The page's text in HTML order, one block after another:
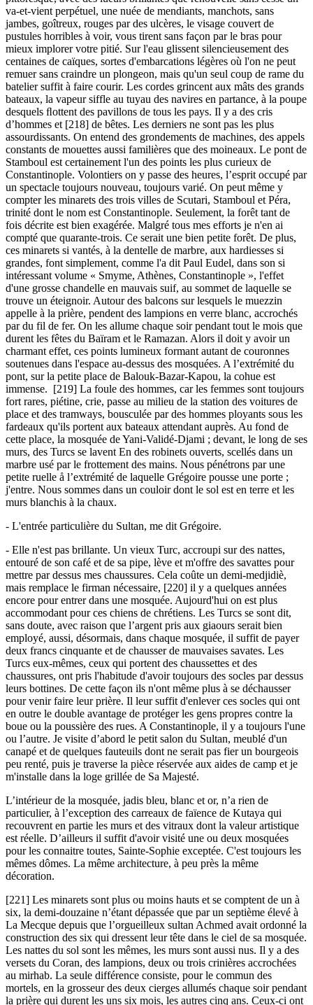
va-et-vient perpétuel, une nuée de mendiants, manchots, sans
jambes, goîtreux, rouges par des ulcères, le visage couvert de
pustules horribles à voir, vous tirent sans façon par le bras pour
mieux implorer votre pitié. Sur l'eau glissent silencieusement des
centaines de caïques, sortes d'embarcations légères où l'on ne peut
remuer sans craindre un plongeon, mais qu'un seul coup de rame du
batelier suffit à faire courir. Les cordes grincent aux mâts des grands
bateaux, la vapeur siffle au tuyau des navires en partance, à la poupe
desquels ﬂottent des pavillons de tous les pays. Il y a des cris
d’hommes et [218] de bêtes. Les derniers ne sont pas les plus
assourdissants. On entend des grondements de machines, des appels
constants de mouettes aussi familières que des moineaux. Le pont de
Stamboul est certainement l'un des points les plus curieux de
Constantinople. Volontiers on y passe des heures, l’esprit occupé par
un spectacle toujours nouveau, toujours varié. On peut même y
compter les minarets des trois villes de Scutari, Stamboul et Péra,
trinité dont le nom est Constantinople. Seulement, la forêt tant de
fois décrite est bien exagérée. Malgré tous mes efforts je n'en ai
compté que quarante-trois. Ce serait une bien petite forêt. De plus,
ces minarets si vantés, à la dentelle de marbre, aux hardiesses si
grandes, font simplement, comme l'a dit Paul Eudel, dans son si
intéressant volume « Smyme, Athènes, Constantinople », l'effet
d'une grosse chandelle en mauvais suif, au sommet de laquelle se
trouve un éteignoir. Autour des balcons sur lesquels le muezzin
appelle à la prière, pendent des lampions en verre blanc, accrochés
par du fil de fer. On les allume chaque soir pendant tout le mois que
durent les fêtes du Baïram et le Ramazan. Alors il doit y avoir un
charmant effet, ces points lumineux formant autant de couronnes
soutenues dans l'espace au-dessus des mosquées. A l’extrémité du
pont, sur la petite place de Balouk-Bazar-Kapou, la cohue est
immense. [219] La foule des hommes, car les femmes sont toujours
fort rares, piétine, crie, passe au milieu de la station des voitures de
place et des tramways, bousculée par des hommes ployants sous les
fardeaux qu'ils portent aux bateaux attendant auprès. Au fond de
cette place, la mosquée de Yani-Validé-Djami ; devant, le long de ses
murs, des Turcs se lavent En des robinets ouverts, scellés dans un
marbre usé par le frottement des mains. Nous pénétrons par une
petite ruelle å l’extrémité de laquelle Grégoire pousse une porte ;
j'entre. Nous sommes dans un couloir dont le sol est en terre et les
murs blanchis à la chaux.
- L'entrée particulière du Sultan, me dit Grégoire.
- Elle n'est pas brillante. Un vieux Turc, accroupi sur des nattes,
entouré de son café et de sa pipe, lève et m'offre des savattes pour
mettre par dessus mes chaussures. Cela coûte un demi-medjidiè,
mais remplace le firman nécessaire, [220] il y a quelques années
encore pour entrer dans une mosquée. Aujourd'hui on est plus
accommodant pour ces chiens de chrétiens. Les Turcs se sont dit,
sans doute, avec raison que l’argent pris aux giaours serait bien
employé, aussi, désormais, dans chaque mosquée, il suffit de payer
deux francs cinquante et de chausser de mauvaises savates. Les
Turcs eux-mêmes, ceux qui portent des chaussettes et des
chaussures, ont pris l'habitude d'avoir toujours des socles par dessus
leurs bottines. De cette façon ils n'ont même plus à se déchausser
pour venir faire leur prière. Il leur suffit d'enlever ces socles qui ont
en outre le double avantage de protéger les gens propres contre la
boue ou la poussière des rues. A Constantinople, il y a toujours l'une
ou l’autre. Je visite d’abord le petit salon du Sultan, meublé d'un
canapé et de quelques fauteuils dont ne serait pas fier un bourgeois
peu renté, puis je traverse la pièce réservée aux aides de camp et je
m'installe dans la loge grillée de Sa Majesté.
L’intérieur de la mosquée, jadis bleu, blanc et or, n’a rien de
particulier, à l’exception des carreaux de faïence de Kutaya qui
recouvrent en partie les murs et des vitraux dont la valeur artistique
est réelle. D’ailleurs il suffit d'avoir visité une ou deux mosquées
pour les connaitre toutes, Sainte-Sophie exceptée. C'est toujours les
mêmes dômes. La même architecture, à peu près la même
décoration.
[221] Les minarets sont plus ou moins hauts et se comptent de un à
six, la demi-douzaine n’étant dépassée que par un septième élevé à
La Mecque depuis que l’orgueilleux sultan Achmed avait ordonné la
construction des six qui dressent leur tête dans le ciel de sa mosquée.
Les nattes du sol sont les mêmes, les murs sont aussi nus. Il y a des
versets du Coran, des lampions, deux ou trois crinières accrochées
au mirhab. La seule différence consiste, pour le commun des
mortels, en la grosseur des deux cierges allumés chaque soir pendant
la prière qui durent les uns six mois, les autres cinq ans. Ceux-ci ont